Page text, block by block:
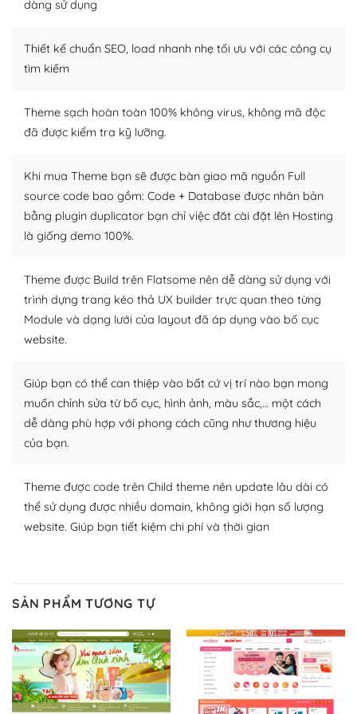
– Sở hữu một cộng đồng lớn, sẵn sàng hỗ trợ
khổng lồ được kiểm duyệt bởi các nhân viên và những
người cuồng tín WordPress.
kiếm những cộng đồng WordPress, họ sẽ giúp bạn trả
lời, giải đáp vấn đề của bạn.
Cộng đồng sử dụng WordPress sẵn sàng hỗ trợ bạn
Plugin mở rộng là thành phần cài đặt thêm vào
WordPress để tăng thêm các tính năng cần thiết. Có
nhiều plugin trả phí hoặc miễn phí.
plugin của WordPress rất phong phú. Bạn có thể thỏa
thích chọn lựa plugin và themes phù hợp cho mục đích
lập website của mình.
– Dễ sử dụng
Với mọi Hosting bất kỳ thì WordPress đều có thể dễ
Và bạn có toàn quyền tự do khi quyết định nơi lưu trữ
trang web WordPress của bạn.
Dễ dàng lựa chọn Hosting cho website WordPress
– Bảo mật cực tốt
dàng sử dụng
Thiết kế chuẩn SEO, load nhanh nhẹ tối ưu với các công cụ
tìm kiếm
Theme sạch hoàn toàn 100% không virus, không mã độc
đã được kiểm tra kỹ lưỡng.
Khi mua Theme bạn sẽ được bàn giao mã nguồn Full
source code bao gồm: Code + Database được nhân bản
bằng plugin duplicator bạn chỉ việc đăt cài đặt lên Hosting
là giống demo 100%.
Theme được Build trên Flatsome nên dễ dàng sử dụng với
trình dựng trang kéo thả UX builder trực quan theo từng
Module và dạng lưới của layout đã áp dụng vào bố cục
website.
Giúp bạn có thể can thiệp vào bất cứ vị trí nào bạn mong
muốn chỉnh sửa từ bố cục, hình ảnh, màu sắc,… một cách
dễ dàng phù hợp với phong cách cũng như thương hiệu
của bạn.
Theme được code trên Child theme nên update lâu dài có
thể sử dụng được nhiều domain, không giới hạn số lượng
website. Giúp bạn tiết kiệm chi phí và thời gian
SẢN PHẨM TƯƠNG TỰ